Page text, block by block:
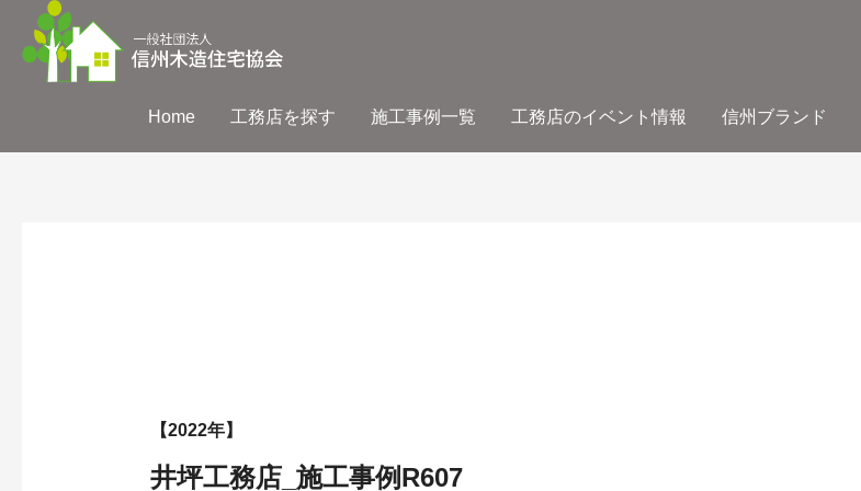
Home 工務店を探す 施工事例一覧 工務店のイベント情報 信州ブランド
【2022年】
井坪工務店_施工事例R607